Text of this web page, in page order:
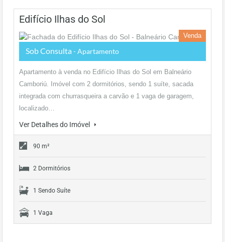
Edifício Ilhas do Sol
Venda
Sob Consulta - Apartamento
Apartamento à venda no Edifício Ilhas do Sol em Balneário
Camboriú. Imóvel com 2 dormitórios, sendo 1 suíte, sacada
integrada com churrasqueira a carvão e 1 vaga de garagem,
localizado…
Ver Detalhes do Imóvel
90 m²
2 Dormitórios
1 Sendo Suíte
1 Vaga